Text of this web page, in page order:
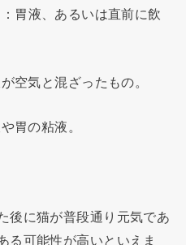
：胃液、あるいは直前に飲
が空気と混ざったもの。
胃の粘液。
後に猫が普段通り元気であ
る可能性が高いといえま